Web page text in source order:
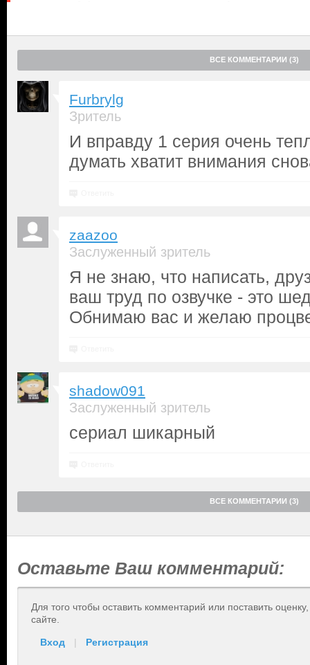
ВСЕ КОММЕНТАРИИ (3)
Furbrylg
Зритель
И вправду 1 серия очень
думать хватит внимания
zaazoo
Заслуженный зритель
Я не знаю, что написать,
ваш труд по озвучке - это
Обнимаю вас и желаю
shadow091
Заслуженный зритель
сериал шикарный
ВСЕ КОММЕНТАРИИ (3)
Оставьте Ваш комментарий:
Для того чтобы оставить комментарий или поставить
сайте.
Вход | Регистрация